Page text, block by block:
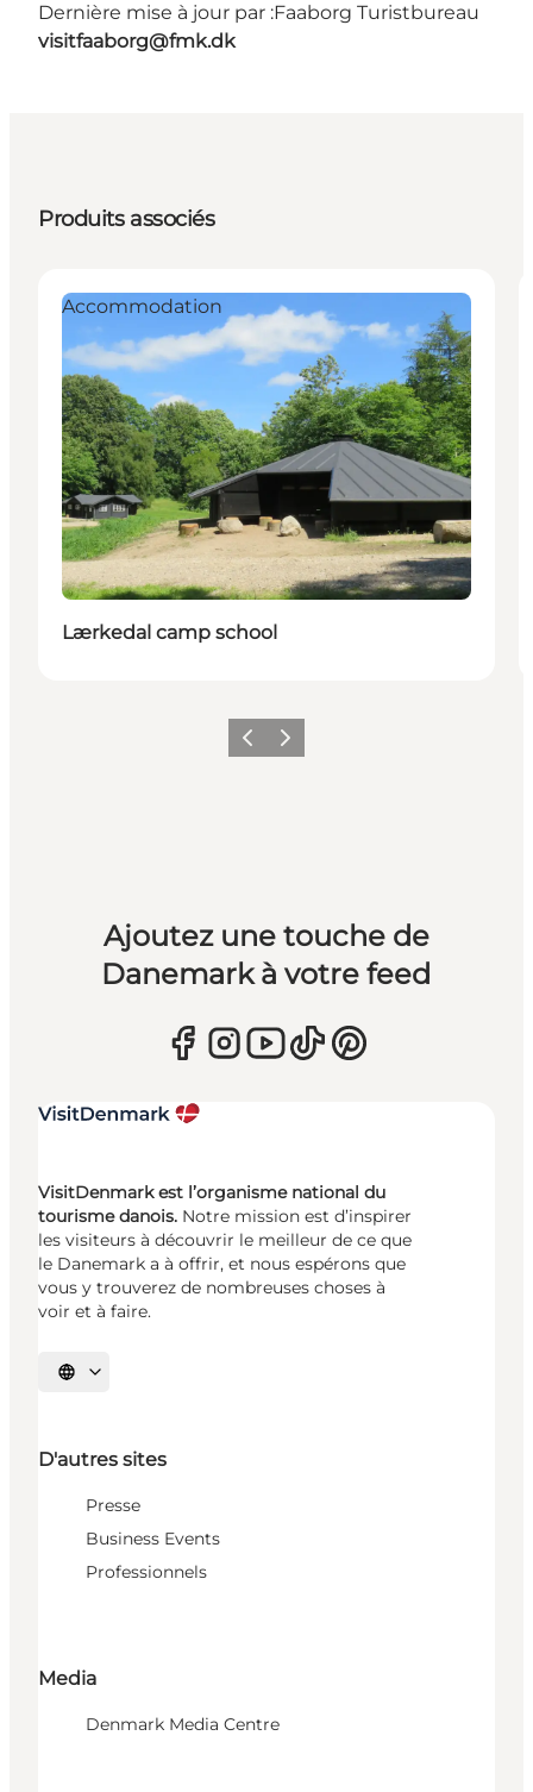
Dernière mise à jour par :Faaborg Turistbureau
visitfaaborg@fmk.dk
Produits associés
Accommodation
Lærkedal camp school
PrécédentSuivant
Ajoutez une touche de
Danemark à votre feed
VisitDenmark est l’organisme national du
tourisme danois. Notre mission est d’inspirer
les visiteurs à découvrir le meilleur de ce que
le Danemark a à offrir, et nous espérons que
vous y trouverez de nombreuses choses à
voir et à faire.
Choisissez la langue
D'autres sites
Presse
Business Events
Professionnels
Media
Denmark Media Centre